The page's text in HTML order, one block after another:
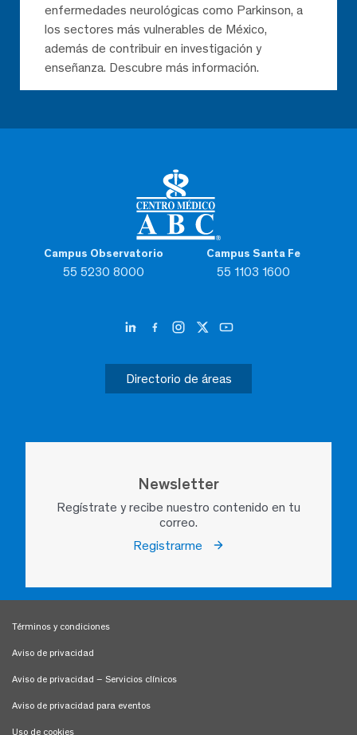
Campus Observatorio
55 5230 8000
Campus Santa Fe
55 1103 1600
Directorio de áreas
Newsletter
Regístrate y recibe nuestro contenido en tu
correo.
Registrarme
enfermedades neurológicas como Parkinson, a
los sectores más vulnerables de México,
además de contribuir en investigación y
enseñanza. Descubre más información.
Términos y condiciones
Aviso de privacidad
Aviso de privacidad – Servicios clínicos
Aviso de privacidad para eventos
Uso de cookies